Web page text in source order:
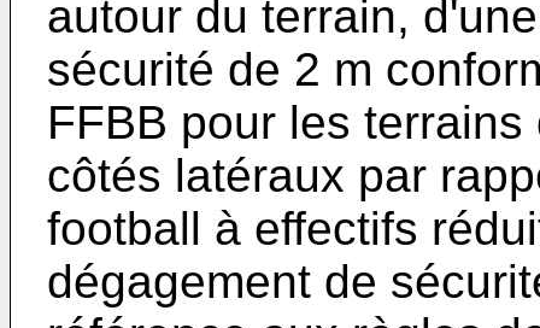
autour du terrain,
sécurité de 2 m
FFBB pour les
côtés latéraux par
football à effectifs
dégagement de